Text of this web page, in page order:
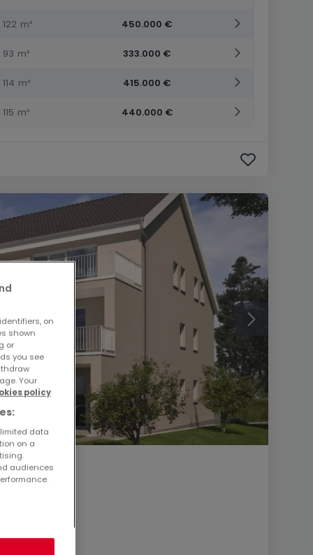
122 m² 450.000 €
93 m² 333.000 €
114 m² 415.000 €
115 m² 440.000 €
on
shown
or
you see
Your
policy
data
on a
audiences